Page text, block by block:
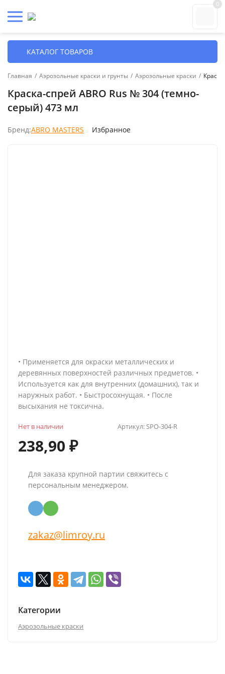
0
КАТАЛОГ ТОВАРОВ
Главная / Аэрозольные краски и грунты / Аэрозольные краски /
Краска-спрей ABRO Rus № 304 (темно-
серый) 473 мл
Бренд:ABRO MASTERS Избранное
• Применяется для окраски металлических и
деревянных поверхностей различных предметов. •
Используется как для внутренних (домашних), так и
наружных работ. • Быстросохнущая. • После
высыхания не токсична.
Артикул:SPO-304-R
Нет в наличии
238,90 ₽
Для заказа крупной партии свяжитесь с
персональным менеджером.
zakaz@limroy.ru
Категории
Аэрозольные краски